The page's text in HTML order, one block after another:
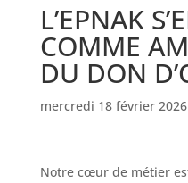
L’EPNAK
COMME
DU DON
mercredi 18 février 2026
Notre cœur de métier